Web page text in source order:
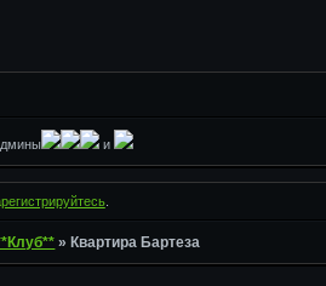
и
.
» Квартира Бартеза